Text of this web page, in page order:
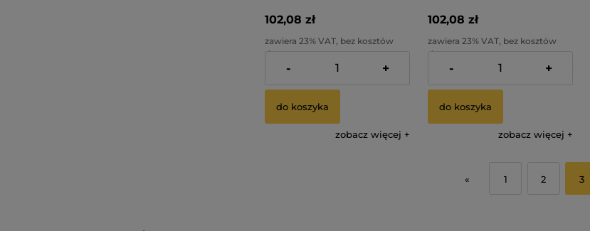
102,08 zł
zawiera 23% VAT, bez kosztów
dostawy
Cena netto:
82,99 zł
- +
do koszyka
zobacz więcej
102,08 zł
zawiera 23% VAT, bez kosztów
dostawy
Cena netto:
82,99 zł
- +
do koszyka
zobacz więcej
« 1 2 3